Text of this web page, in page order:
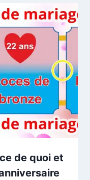
de quoi et